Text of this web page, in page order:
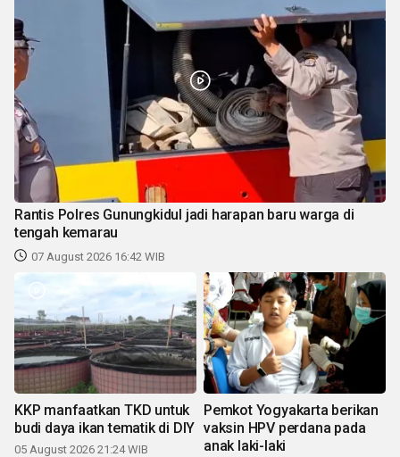
Rantis Polres Gunungkidul jadi harapan baru warga di
tengah kemarau
07 August 2026 16:42 WIB
KKP manfaatkan TKD untuk
budi daya ikan tematik di DIY
05 August 2026 21:24 WIB
Pemkot Yogyakarta berikan
vaksin HPV perdana pada
anak laki-laki